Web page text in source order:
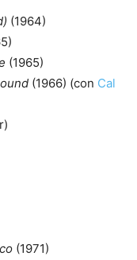
(1964)
(1965)
(1966) (con Cal
(1971)